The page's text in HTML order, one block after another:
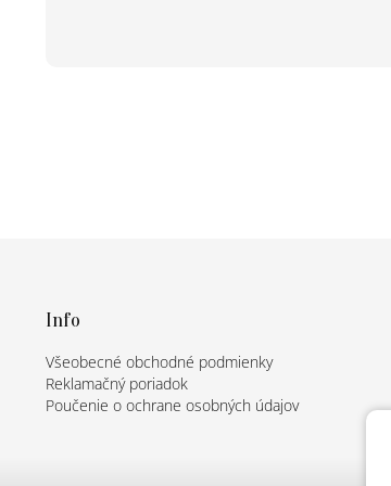
Info
Všeobecné obchodné podmienky
Reklamačný poriadok
Poučenie o ochrane osobných údajov